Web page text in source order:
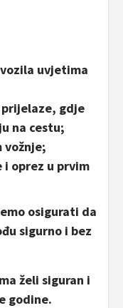
uvjetima
gdje
na cestu;
oprez u prvim
osigurati da
sigurno i bez
želi siguran i
godine.